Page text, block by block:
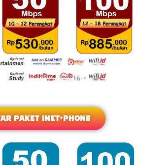
PAKET INET+PHONE